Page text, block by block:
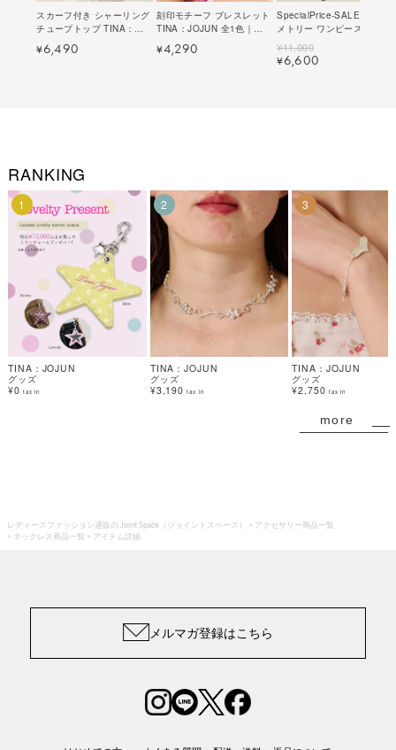
スカーフ付き シャーリング
チューブトップ TINA：
1174【4】
¥6,490
刻印モチーフ ブレスレット
TINA：JOJUN 全1色｜
¥4,290
SpecialPrice-SALE アシン
メトリー ワンピース
tnj321-1195【3】
¥11,000
¥6,600
RANKING
1
TINA：JOJUN
グッズ
¥0 tax in
2
TINA：JOJUN
グッズ
¥3,190 tax in
3
TINA：JOJUN
グッズ
¥2,750 tax in
more
レディースファッション通販の Joint Space（ジョイントスペース）
アクセサリー商品一覧
ネックレス商品一覧
アイテム詳細
メルマガ登録はこちら